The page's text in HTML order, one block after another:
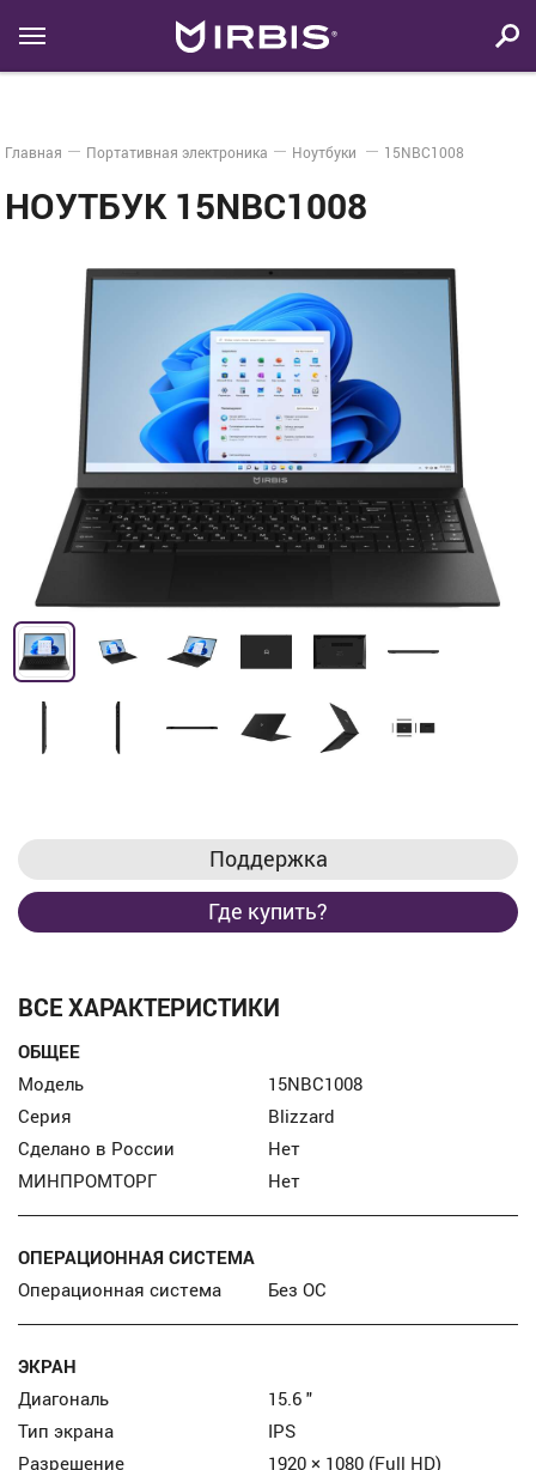
Главная Портативная электроника Ноутбуки 15NBC1008
НОУТБУК 15NBC1008
Поддержка
Где купить?
ВСЕ ХАРАКТЕРИСТИКИ
ОБЩЕЕ
Модель
15NBC1008
Серия
Blizzard
Сделано в России
Нет
МИНПРОМТОРГ
Нет
ОПЕРАЦИОННАЯ СИСТЕМА
Операционная система
Без ОС
ЭКРАН
Диагональ
15.6 "
Тип экрана
IPS
Разрешение
1920 × 1080 (Full HD)